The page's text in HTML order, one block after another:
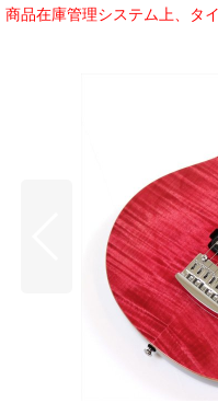
商品在庫管理システム上、タ